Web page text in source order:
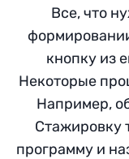
Все, что
кнопку из
Некоторые
Например,
Стажировку
программу и